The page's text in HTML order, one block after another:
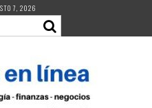
7, 2026